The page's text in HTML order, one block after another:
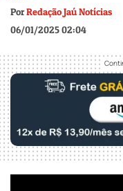
PorRedação Jaú Notícias
06/01/2025 02:04